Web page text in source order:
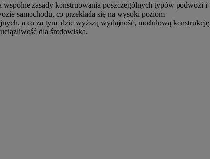
zasady konstruowania poszczególnych typów podwozi i
samochodu, co przekłada się na wysoki poziom
a co za tym idzie wyższą wydajność, modułową konstrukcję
dla środowiska.